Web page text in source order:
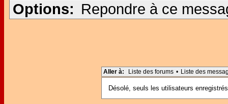
Options: Repondre à ce
Aller à: Liste des forums • Liste des
Désolé, seuls les utilisateurs